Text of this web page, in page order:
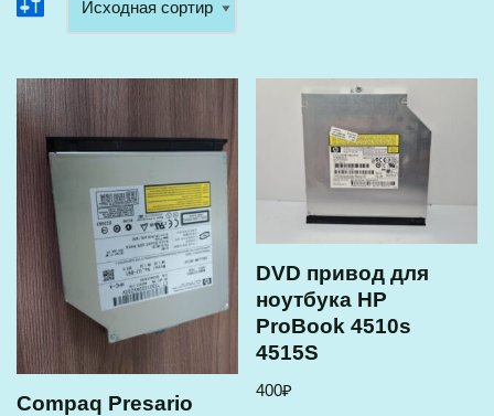
Compaq Presario
DVD привод для
ноутбука HP
ProBook 4510s
4515S
400₽